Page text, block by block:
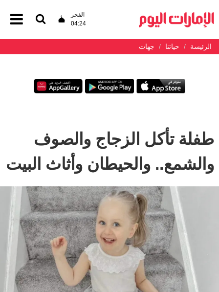
الفجر
04:24
الرئيسة حياتنا جهات
طفلة تأكل الزجاج والصوف
والشمع.. والحيطان وأثاث البيت